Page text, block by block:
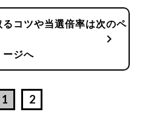
コツや当選倍率は次のペ
ージへ
chevron_right
1 2